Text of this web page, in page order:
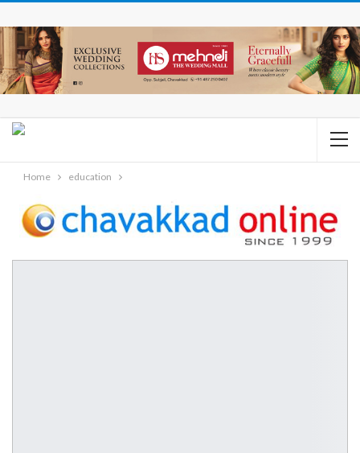
Home education